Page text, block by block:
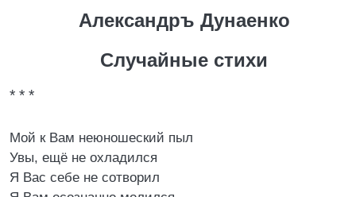
Александръ Дунаенко
Случайные стихи
* * *
Мой к Вам неюношеский пыл
Увы, ещё не охладился
Я Вас себе не сотворил